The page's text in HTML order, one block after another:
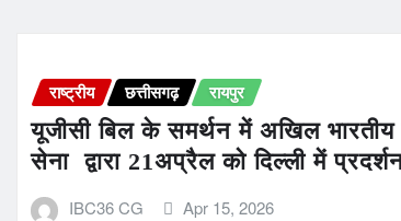
राष्ट्रीय छत्तीसगढ़ रायपुर
यूजीसी बिल के समर्थन में अखिल भारतीय
सेना द्वारा 21अप्रैल को दिल्ली में
IBC36 CG Apr 15, 2026